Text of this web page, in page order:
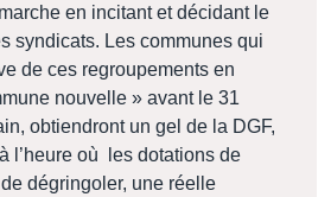
en incitant et décidant le
syndicats. Les communes qui
de ces regroupements en
nouvelle » avant le 31
obtiendront un gel de la DGF,
l’heure où
les dotations de
de dégringoler, une réelle